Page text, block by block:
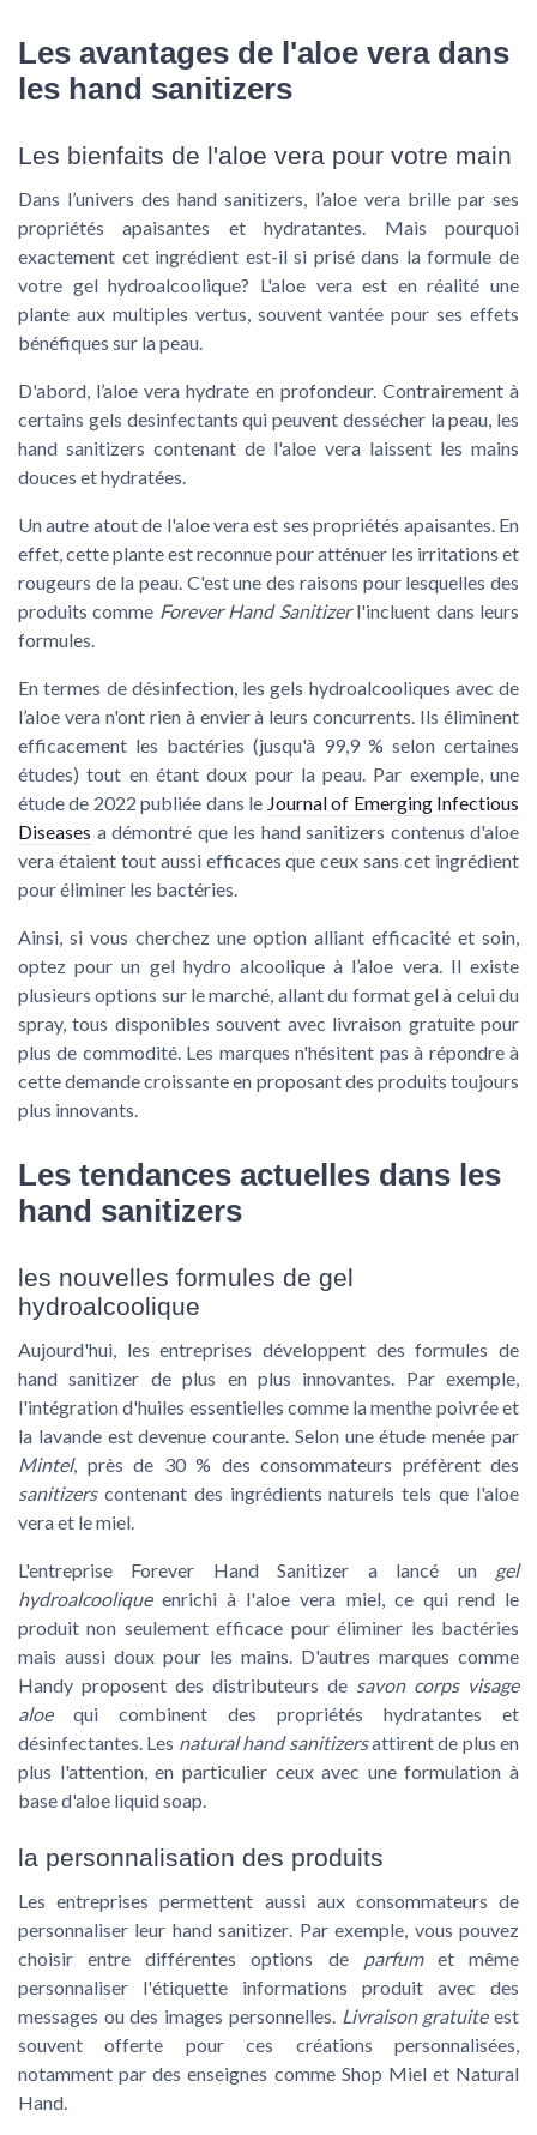
Les avantages de l'aloe vera dans
les hand sanitizers
Les bienfaits de l'aloe vera pour votre main
Dans l’univers des hand sanitizers, l’aloe vera brille par ses
propriétés apaisantes et hydratantes. Mais pourquoi
exactement cet ingrédient est-il si prisé dans la formule de
votre gel hydroalcoolique? L'aloe vera est en réalité une
plante aux multiples vertus, souvent vantée pour ses effets
bénéfiques sur la peau.
D'abord, l’aloe vera hydrate en profondeur. Contrairement à
certains gels desinfectants qui peuvent dessécher la peau, les
hand sanitizers contenant de l'aloe vera laissent les mains
douces et hydratées.
Un autre atout de l'aloe vera est ses propriétés apaisantes. En
effet, cette plante est reconnue pour atténuer les irritations et
rougeurs de la peau. C'est une des raisons pour lesquelles des
produits comme Forever Hand Sanitizerl'incluent dans leurs
formules.
En termes de désinfection, les gels hydroalcooliques avec de
l’aloe vera n'ont rien à envier à leurs concurrents. Ils éliminent
efficacement les bactéries (jusqu'à 99,9 % selon certaines
études) tout en étant doux pour la peau. Par exemple, une
étude de 2022 publiée dans le Journal of Emerging Infectious
Diseases a démontré que les hand sanitizers contenus d'aloe
vera étaient tout aussi efficaces que ceux sans cet ingrédient
pour éliminer les bactéries.
Ainsi, si vous cherchez une option alliant efficacité et soin,
optez pour un gel hydro alcoolique à l’aloe vera. Il existe
plusieurs options sur le marché, allant du format gel à celui du
spray, tous disponibles souvent avec livraison gratuite pour
plus de commodité. Les marques n'hésitent pas à répondre à
cette demande croissante en proposant des produits toujours
plus innovants.
Les tendances actuelles dans les
hand sanitizers
les nouvelles formules de gel
hydroalcoolique
Aujourd'hui, les entreprises développent des formules de
hand sanitizer de plus en plus innovantes. Par exemple,
l'intégration d'huiles essentielles comme la menthe poivrée et
la lavande est devenue courante. Selon une étude menée par
Mintel, près de 30 % des consommateurs préfèrent des
sanitizerscontenant des ingrédients naturels tels que l'aloe
vera et le miel.
L'entreprise Forever Hand Sanitizer a lancé un gel
hydroalcooliqueenrichi à l'aloe vera miel, ce qui rend le
produit non seulement efficace pour éliminer les bactéries
mais aussi doux pour les mains. D'autres marques comme
Handy proposent des distributeurs de savon corps visage
aloequi combinent des propriétés hydratantes et
désinfectantes. Les natural hand sanitizersattirent de plus en
plus l'attention, en particulier ceux avec une formulation à
base d'aloe liquid soap.
la personnalisation des produits
Les entreprises permettent aussi aux consommateurs de
personnaliser leur hand sanitizer. Par exemple, vous pouvez
choisir entre différentes options de parfumet même
personnaliser l'étiquette informations produit avec des
messages ou des images personnelles. Livraison gratuiteest
souvent offerte pour ces créations personnalisées,
notamment par des enseignes comme Shop Mielet Natural
Hand.